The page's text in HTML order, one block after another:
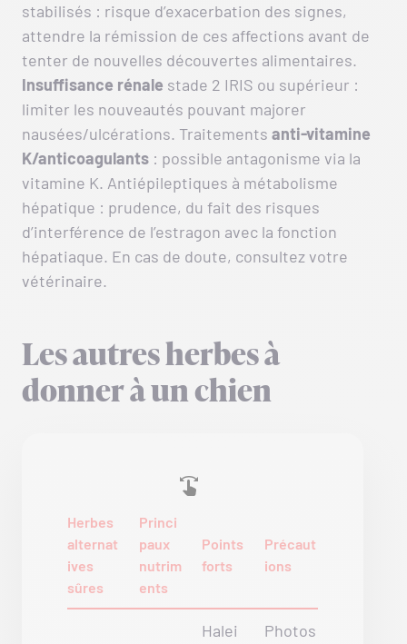
stabilisés : risque d’exacerbation des signes,
attendre la rémission de ces affections avant de
tenter de nouvelles découvertes alimentaires.
Insuffisance rénale stade 2 IRIS ou supérieur :
limiter les nouveautés pouvant majorer
nausées/ulcérations. Traitements anti-vitamine
K/anticoagulants : possible antagonisme via la
vitamine K. Antiépileptiques à métabolisme
hépatique : prudence, du fait des risques
d’interférence de l’estragon avec la fonction
hépatiaque. En cas de doute, consultez votre
vétérinaire.
Les autres herbes à
donner à un chien
Herbes
alternat
ives
sûres
Princi
paux
nutrim
ents
Points
forts
Précaut
ions
Halei
Photos